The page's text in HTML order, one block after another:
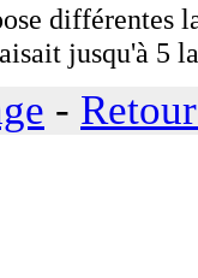
différentes
jusqu'à 5
-